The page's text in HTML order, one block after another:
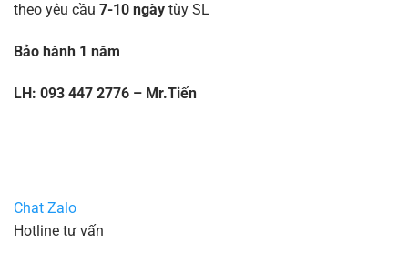
theo yêu cầu 7-10 ngàytùy SL
Bảo hành 1 năm
LH: 093 447 2776 – Mr.Tiến
Chat Zalo
Hotline tư vấn